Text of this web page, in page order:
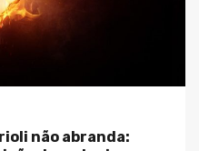
não abranda: